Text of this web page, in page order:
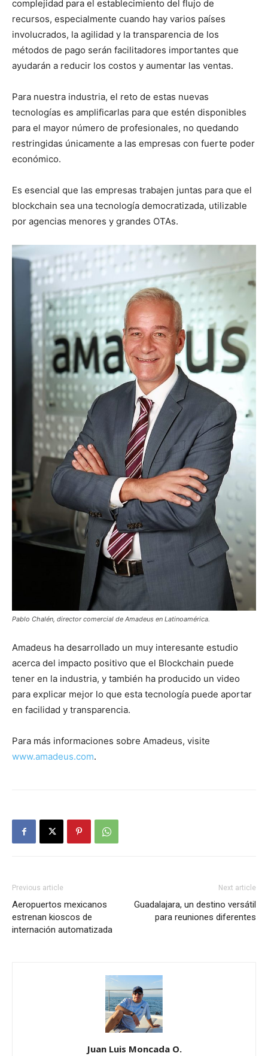
complejidad para el establecimiento del flujo de
recursos, especialmente cuando hay varios países
involucrados, la agilidad y la transparencia de los
métodos de pago serán facilitadores importantes que
ayudarán a reducir los costos y aumentar las ventas.
Para nuestra industria, el reto de estas nuevas
tecnologías es amplificarlas para que estén disponibles
para el mayor número de profesionales, no quedando
restringidas únicamente a las empresas con fuerte poder
económico.
Es esencial que las empresas trabajen juntas para que el
blockchain sea una tecnología democratizada, utilizable
por agencias menores y grandes OTAs.
Pablo Chalén, director comercial de Amadeus en Latinoamérica.
Amadeus ha desarrollado un muy interesante estudio
acerca del impacto positivo que el Blockchain puede
tener en la industria, y también ha producido un video
para explicar mejor lo que esta tecnología puede aportar
en facilidad y transparencia.
Para más informaciones sobre Amadeus, visite
www.amadeus.com.
Previous article
Aeropuertos mexicanos
estrenan kioscos de
internación automatizada
Next article
Guadalajara, un destino versátil
para reuniones diferentes
Juan Luis Moncada O.